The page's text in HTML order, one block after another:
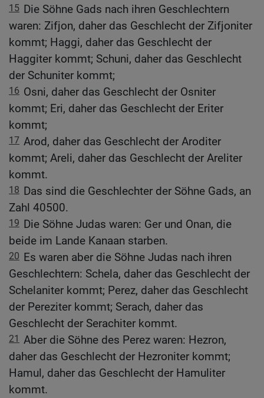
15 Die Söhne Gads nach ihren Geschlechtern
waren: Zifjon, daher das Geschlecht der Zifjoniter
kommt; Haggi, daher das Geschlecht der
Haggiter kommt; Schuni, daher das Geschlecht
der Schuniter kommt;
16 Osni, daher das Geschlecht der Osniter
kommt; Eri, daher das Geschlecht der Eriter
kommt;
17 Arod, daher das Geschlecht der Aroditer
kommt; Areli, daher das Geschlecht der Areliter
kommt.
18 Das sind die Geschlechter der Söhne Gads, an
Zahl 40500.
19 Die Söhne Judas waren: Ger und Onan, die
beide im Lande Kanaan starben.
20 Es waren aber die Söhne Judas nach ihren
Geschlechtern: Schela, daher das Geschlecht der
Schelaniter kommt; Perez, daher das Geschlecht
der Pereziter kommt; Serach, daher das
Geschlecht der Serachiter kommt.
21 Aber die Söhne des Perez waren: Hezron,
daher das Geschlecht der Hezroniter kommt;
Hamul, daher das Geschlecht der Hamuliter
kommt.